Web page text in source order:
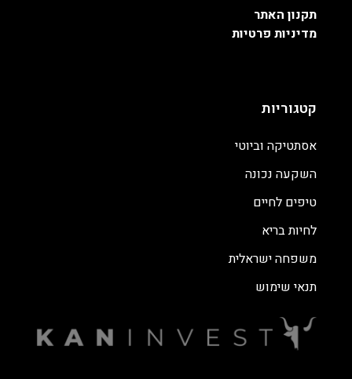
תקנון האתר
מדיניות פרטיות
קטגוריות
אסתטיקה וביוטי
השקעה נכונה
טיפים לחיים
לחיות בריא
משפחה ישראלית
תנאי שימוש